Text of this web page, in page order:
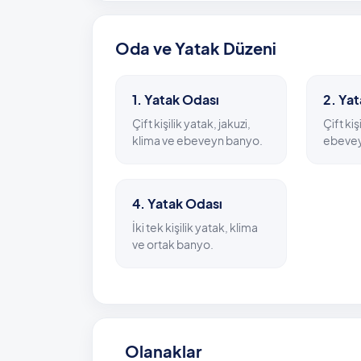
edebileceğiniz marketler ise yalnızca 500
Oda ve Yatak Düzeni
1. Yatak Odası
Çift kişilik yatak, jakuzi,
klima ve ebeveyn banyo.
2.
Çift
4. Yatak Odası
İki tek kişilik yatak, klima
ve ortak banyo.
Olanaklar